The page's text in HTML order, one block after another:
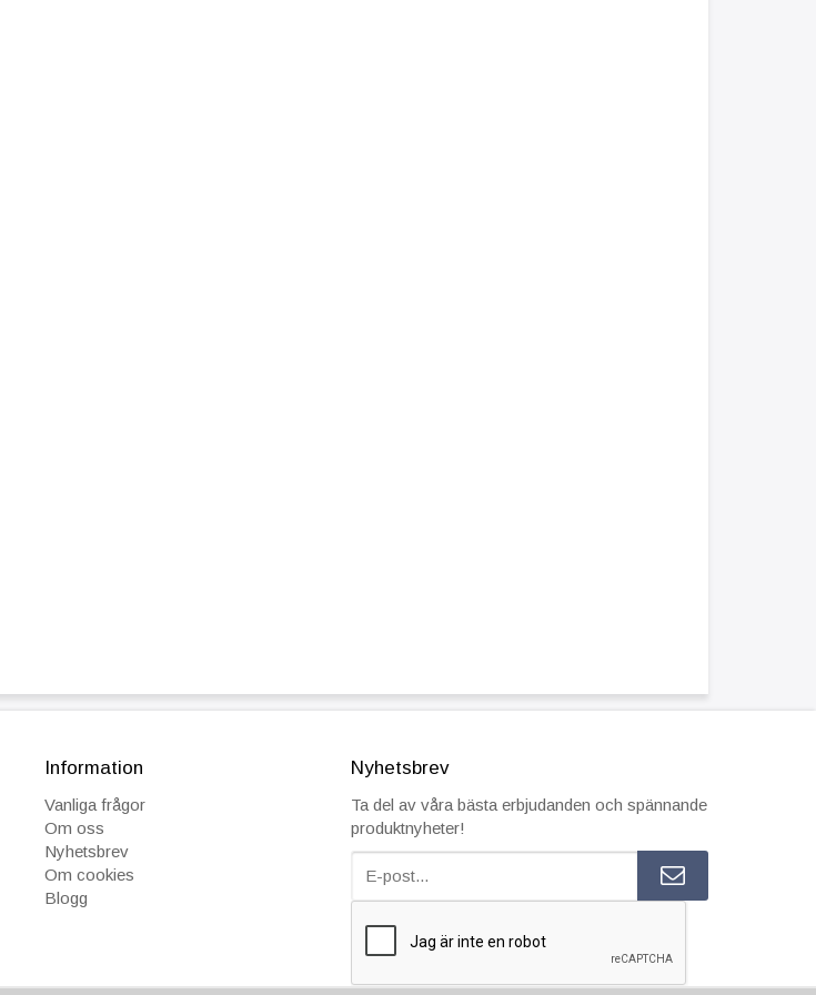
Information
Vanliga frågor
Om oss
Nyhetsbrev
Om cookies
Blogg
Nyhetsbrev
Ta del av våra bästa erbjudanden och spännande
produktnyheter!